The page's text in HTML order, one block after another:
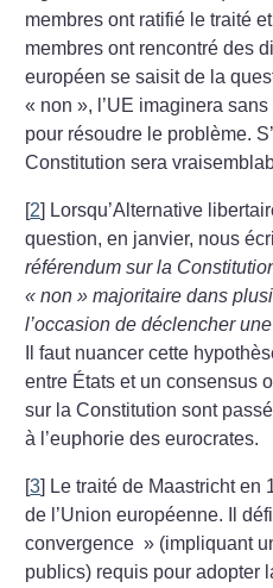
membres ont ratifié le traité
membres ont rencontré des
européen se saisit de la
« non », l’UE imaginera
pour résoudre le problème.
Constitution sera
[2] Lorsqu’Alternative
question, en janvier, nous
référendum sur la
« non » majoritaire dans
l’occasion de déclencher
Il faut nuancer cette
entre États et un consensus
sur la Constitution sont
à l’euphorie des eurocrates.
[3] Le traité de Maastricht en
de l’Union européenne. Il
convergence » (impliquant
publics) requis pour adopter